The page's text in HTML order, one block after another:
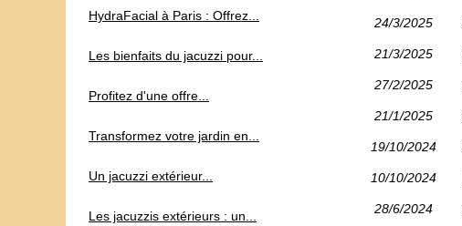
24/3/2025
21/3/2025
27/2/2025
21/1/2025
19/10/2024
10/10/2024
28/6/2024
HydraFacial à Paris : Offrez...
Les bienfaits du jacuzzi pour...
Profitez d'une offre...
Transformez votre jardin en...
Un jacuzzi extérieur...
Les jacuzzis extérieurs : un...